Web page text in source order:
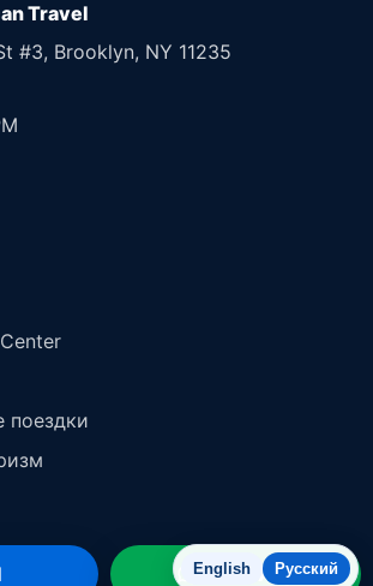
Travel
#3, Brooklyn, NY 11235
поездки
WhatsApp
English Русский